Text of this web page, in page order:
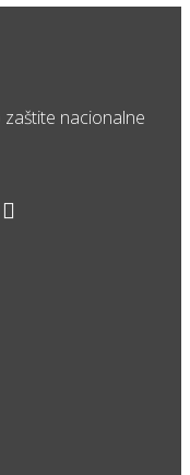
zaštite nacionalne